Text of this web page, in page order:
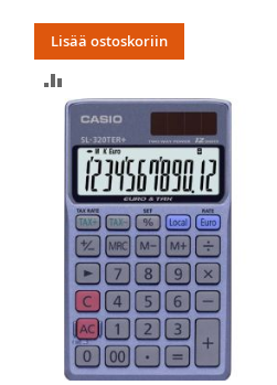
Lisää ostoskoriin
VERTAILUUN